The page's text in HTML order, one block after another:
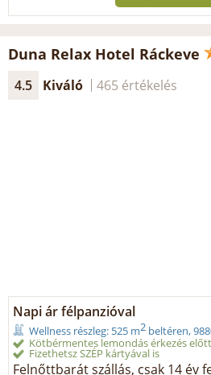
Duna Relax Hotel Ráckeve
4.5 Kiváló 465 értékelés
Napi ár félpanzióval
Wellness részleg: 525 m2 beltéren,
Kötbérmentes lemondás érkezés
Fizethetsz SZÉP kártyával is
Felnőttbarát szállás, csak 14 év